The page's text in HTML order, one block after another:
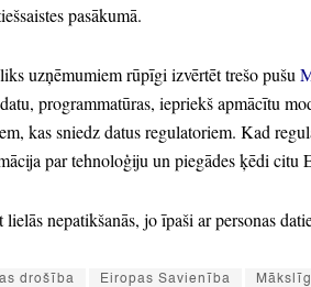
pasākumā.
uzņēmumiem rūpīgi izvērtēt trešo pušu
programmatūras, iepriekš apmācītu
kas sniedz datus regulatoriem. Kad
par tehnoloģiju un piegādes ķēdi citu
lielās nepatikšanās, jo īpaši ar personas
drošība Eiropas Savienība